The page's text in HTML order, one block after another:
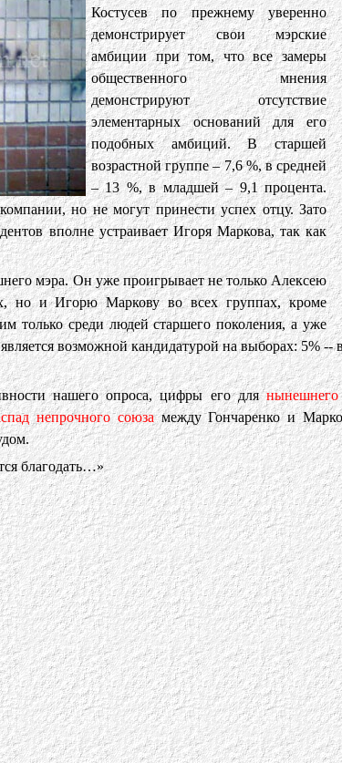
Костусев по прежнему уверенно
демонстрирует свои мэрские
амбиции при том, что все замеры
общественного мнения
демонстрируют отсутствие
элементарных оснований для его
подобных амбиций. В старшей
возрастной группе – 7,6 %, в средней
– 13 %, в младшей – 9,1 процента.
но не могут принести успех отцу. Зато
вполне устраивает Игоря Маркова, так как
мэра. Он уже проигрывает не только Алексею
но и Игорю Маркову во всех группах, кроме
только среди людей старшего поколения, а уже
возможной кандидатурой на выборах: 5% --
нашего опроса, цифры его длянынешнего
непрочного союзамежду Гончаренко и
благодать…»